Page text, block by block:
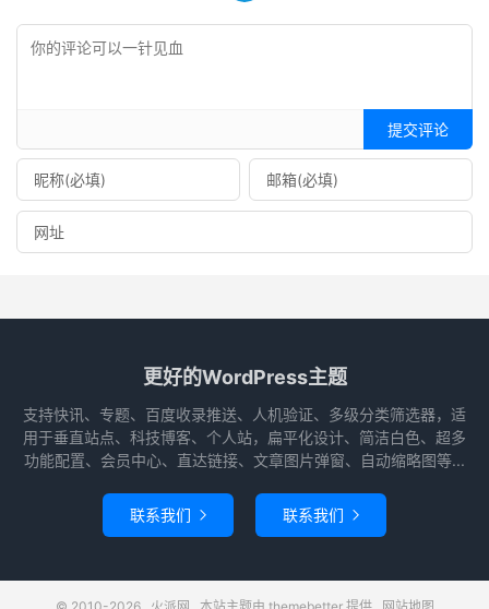
提交评论
更好的WordPress主题
支持快讯、专题、百度收录推送、人机验证、多级分类筛选器，适
用于垂直站点、科技博客、个人站，扁平化设计、简洁白色、超多
功能配置、会员中心、直达链接、文章图片弹窗、自动缩略图等...
联系我们  联系我们 